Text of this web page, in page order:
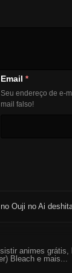
Email *
Seu endereço de e-
mail falso!
Ouji no Ai
animes
Bleach e mais...